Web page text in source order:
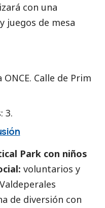
con una
juegos de mesa
Calle de Prim
3.
Park con niños
: voluntarios y
de diversión con